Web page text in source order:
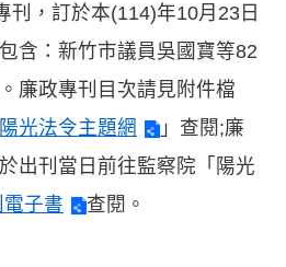
刊，訂於本(114)年10月23日
含：新竹市議員吳國寶等82
廉政專刊目次請見附件檔
陽光法令主題網
」查閱;廉
出刊當日前往監察院「陽光
子書 查閱。